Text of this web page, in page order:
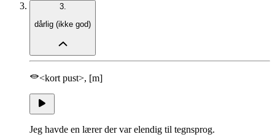
3.
dårlig (ikke god)
<kort pust>, [m]
Jeg havde en lærer der var elendig til tegnsprog.